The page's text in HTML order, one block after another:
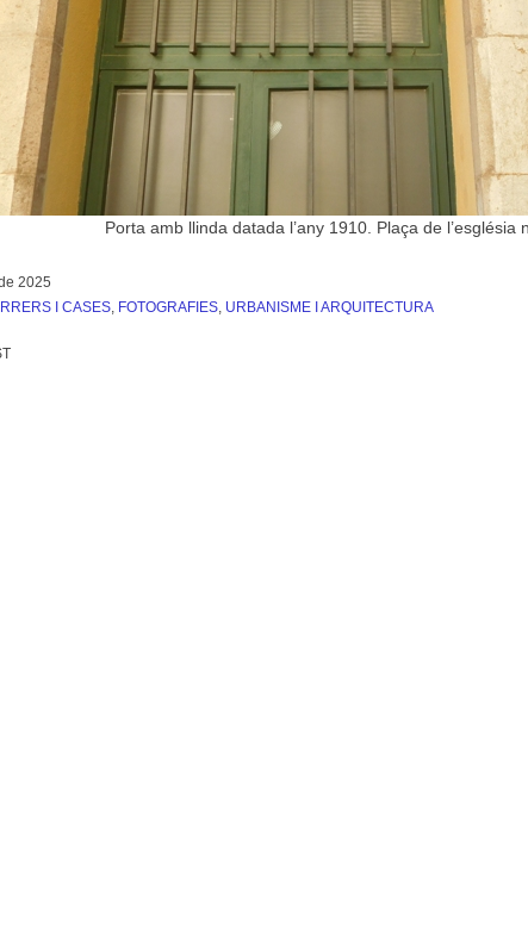
Porta amb llinda datada l’any 1910. Plaça de l’església
2025
I CASES, FOTOGRAFIES, URBANISME I ARQUITECTURA